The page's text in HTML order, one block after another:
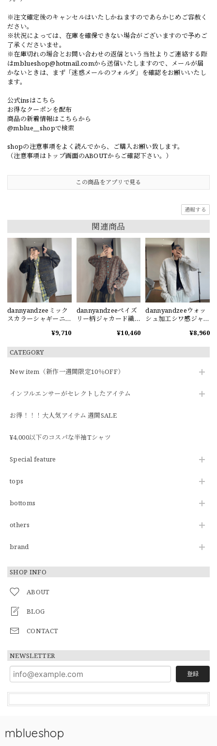
CATEGORY
New item（新作一週間限定10％OFF）
インフルエンサーがセレクトしたアイテム
お得！！！大人気アイテム 週間SALE
¥4,000以下のコスパな半袖Tシャツ
Special feature
tops
bottoms
others
brand
SHOP INFO
ABOUT
BLOG
CONTACT
NEWSLETTER
登録
※注文確定後のキャンセルはいたしかねますのであらかじめご容赦く
ださい。
※状況によっては、在庫を確保できない場合がございますので予めご
了承くださいませ。
※在庫切れの場合とお問い合わせの返信という当社よりご連絡する際
はmblueshop@hotmail.comから送信いたしますので、メールが届
かないときは、まず「迷惑メールのフォルダ」を確認をお願いいたし
ます。
公式insはこちら
お得なクーポンを配布
商品の新着情報はこちらから
@mblue__shopで検索
shopの注意事項をよく読んでから、ご購入お願い致します。
（注意事項はトップ画面のABOUTからご確認下さい。）
この商品をアプリで見る
通報する
関連商品
dannyandzeeミック
スカラーシャギーニ
¥9,710
dannyandzeeペイズ
リー柄ジャカード織
¥10,460
dannyandzeeウォッ
シュ加工シワ感ジャ
¥8,960
mblueshop